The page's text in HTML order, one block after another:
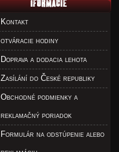
Kontakt
otváracie hodiny
Doprava a dodacia lehota
Zasílání do České republiky
Obchodné podmienky a
reklamačný poriadok
Formulár na odstúpenie alebo